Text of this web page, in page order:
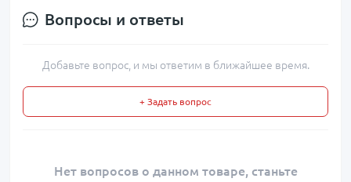
Вопросы и ответы
Добавьте вопрос, и мы ответим в ближайшее время.
+ Задать вопрос
Нет вопросов о данном товаре, станьте